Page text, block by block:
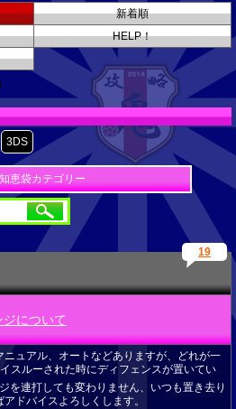
新着順
HELP！
3DS
恵袋カテゴリー
19
について
ュアル、オートなどありますが、どれが一
スルーされた時にディフェンスが置いてい
を連打しても変わりません、いつも置き去り
ドバイスよろしくします。